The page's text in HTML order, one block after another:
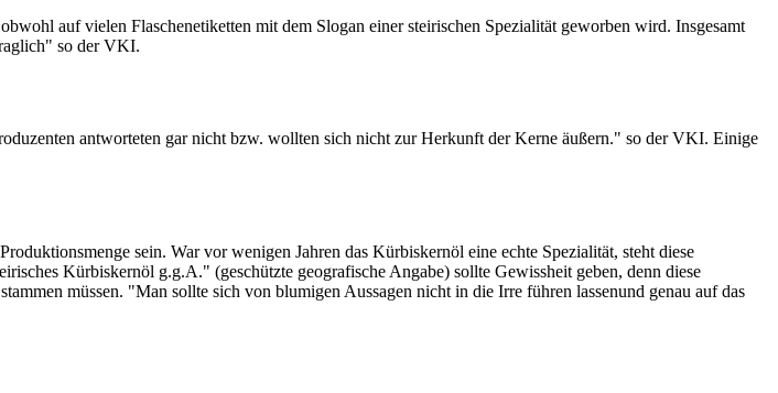
auf vielen Flaschenetiketten mit dem Slogan einer steirischen Spezialität geworben wird. Insgesamt
so der VKI.
antworteten gar nicht bzw. wollten sich nicht zur Herkunft der Kerne äußern." so der VKI. Einige
sein. War vor wenigen Jahren das Kürbiskernöl eine echte Spezialität, steht diese
Kürbiskernöl g.g.A." (geschützte geografische Angabe) sollte Gewissheit geben, denn diese
müssen. "Man sollte sich von blumigen Aussagen nicht in die Irre führen lassenund genau auf das